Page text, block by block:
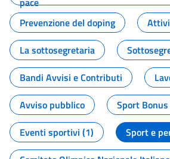
Prevenzione del doping
La sottosegretaria
Bandi Avvisi e Contributi
Avviso pubblico
Sport
Eventi sportivi (1)
Sport e